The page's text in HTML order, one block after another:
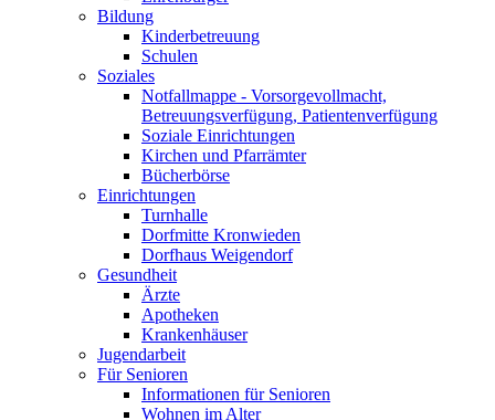
Bildung
Kinderbetreuung
Schulen
Soziales
Notfallmappe - Vorsorgevollmacht,
Betreuungsverfügung, Patientenverfügung
Soziale Einrichtungen
Kirchen und Pfarrämter
Bücherbörse
Einrichtungen
Turnhalle
Dorfmitte Kronwieden
Dorfhaus Weigendorf
Gesundheit
Ärzte
Apotheken
Krankenhäuser
Jugendarbeit
Für Senioren
Informationen für Senioren
Wohnen im Alter